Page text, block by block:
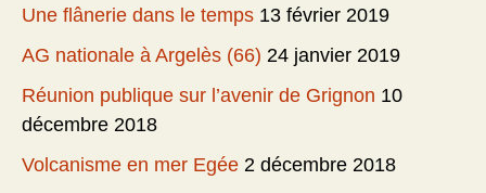
Une flânerie dans le temps 13 février 2019
AG nationale à Argelès (66) 24 janvier 2019
Réunion publique sur l’avenir de Grignon 10
décembre 2018
Volcanisme en mer Egée 2 décembre 2018